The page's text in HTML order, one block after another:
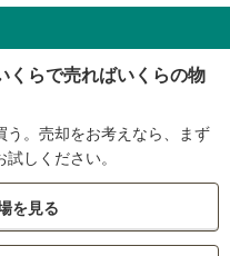
くらで売ればいくらの物
う。売却をお考えなら、まず
しください。
を見る